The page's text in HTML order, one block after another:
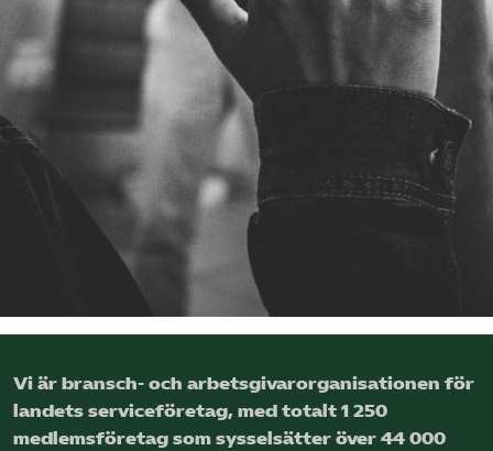
Beställ trycksaker
Vi är bransch- och arbetsgivar­organisationen för
landets service­företag, med totalt 1 250
medlems­företag som sysselsätter över 44 000